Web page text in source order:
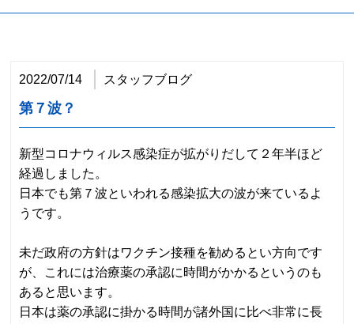
ホワイトニング
治療の流れ
料金表
アクセス
2022/07/14 スタッフブログ
第７波？
新型コロナウィルス感染症が拡がりだして２年半ほど
経過しました。
日本でも第７波といわれる感染拡大の波が来ているよ
うです。
未だ政府の方針はワクチン接種を勧めるとい方向です
が、これには治療薬の承認に時間がかかるというのも
あると思います。
日本は薬の承認に掛かる時間が諸外国に比べ非常に長